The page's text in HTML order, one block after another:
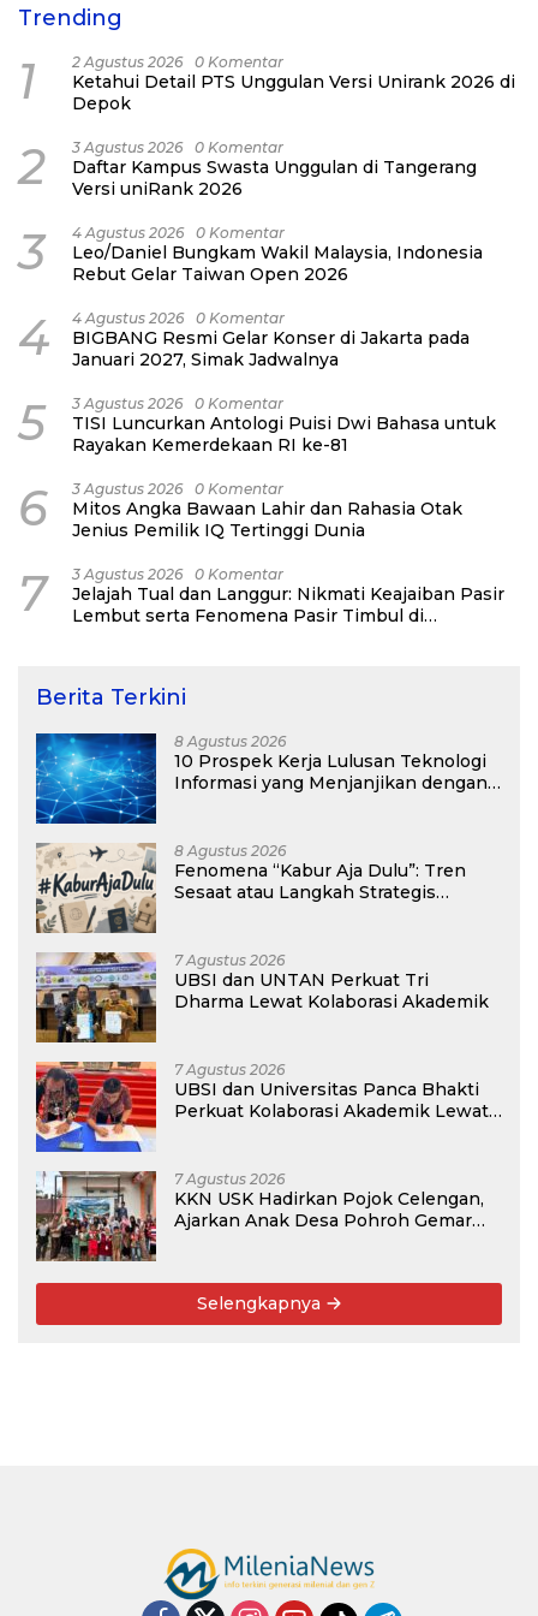
Trending
1 2 Agustus 2026 0 Komentar
Ketahui Detail PTS Unggulan Versi Unirank 2026 di
Depok
2 3 Agustus 2026 0 Komentar
Daftar Kampus Swasta Unggulan di Tangerang
Versi uniRank 2026
3 4 Agustus 2026 0 Komentar
Leo/Daniel Bungkam Wakil Malaysia, Indonesia
Rebut Gelar Taiwan Open 2026
4 4 Agustus 2026 0 Komentar
BIGBANG Resmi Gelar Konser di Jakarta pada
Januari 2027, Simak Jadwalnya
5 3 Agustus 2026 0 Komentar
TISI Luncurkan Antologi Puisi Dwi Bahasa untuk
Rayakan Kemerdekaan RI ke-81
6 3 Agustus 2026 0 Komentar
Mitos Angka Bawaan Lahir dan Rahasia Otak
Jenius Pemilik IQ Tertinggi Dunia
7 3 Agustus 2026 0 Komentar
Jelajah Tual dan Langgur: Nikmati Keajaiban Pasir
Lembut serta Fenomena Pasir Timbul di
Berita Terkini
8 Agustus 2026
10 Prospek Kerja Lulusan Teknologi
Informasi yang Menjanjikan dengan
8 Agustus 2026
Fenomena “Kabur Aja Dulu”: Tren
Sesaat atau Langkah Strategis
7 Agustus 2026
UBSI dan UNTAN Perkuat Tri
Dharma Lewat Kolaborasi Akademik
7 Agustus 2026
UBSI dan Universitas Panca Bhakti
Perkuat Kolaborasi Akademik Lewat
7 Agustus 2026
KKN USK Hadirkan Pojok Celengan,
Ajarkan Anak Desa Pohroh Gemar
Selengkapnya